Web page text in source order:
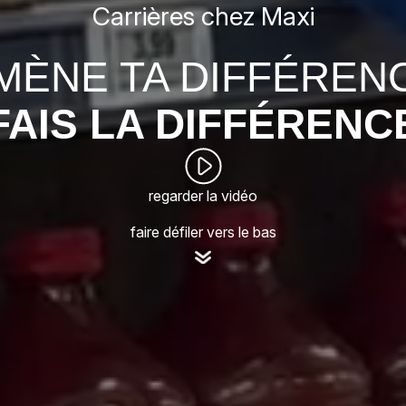
Carrières chez Maxi
TA
LA
regarder la vidéo
faire défiler vers le bas